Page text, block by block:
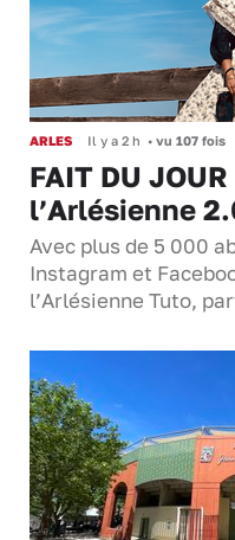
ARLES Il y a 2 h • vu 107 fois
FAIT DU
l’Arlésienne
Avec plus de 5 000
Instagram et
l’Arlésienne Tuto,